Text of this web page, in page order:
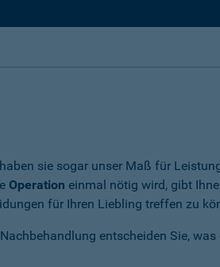
sie sogar unser Maß für
Operation einmal nötig wird, gibt
für Ihren Liebling treffen zu
entscheiden Sie,